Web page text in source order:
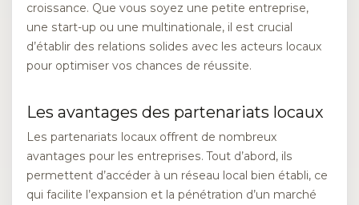
croissance. Que vous soyez une petite entreprise,
une start-up ou une multinationale, il est crucial
d’établir des relations solides avec les acteurs locaux
pour optimiser vos chances de réussite.
Les avantages des partenariats locaux
Les partenariats locaux offrent de nombreux
avantages pour les entreprises. Tout d’abord, ils
permettent d’accéder à un réseau local bien établi, ce
qui facilite l’expansion et la pénétration d’un marché